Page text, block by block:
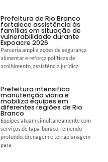
Prefeitura de Rio Branco
fortalece assistência às
famílias em situação de
vulnerabilidade durante
Expoacre 2026
Parceria amplia ações de segurança
alimentar e reforça políticas de
acolhimento, assistência jurídica
Prefeitura intensifica
manutenção viária e
mobiliza equipes em
diferentes regiões de Rio
Branco
Equipes atuam simultaneamente com
serviços de tapa-buraco, remendo
profundo, drenagem e terraplanagem
para